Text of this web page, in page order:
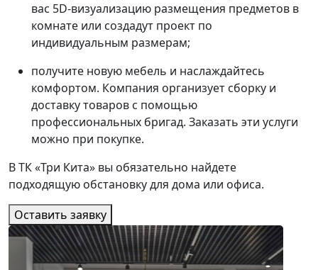
вас 5D-визуализацию размещения предметов в
комнате или создадут проект по
индивидуальным размерам;
получите новую мебель и наслаждайтесь
комфортом. Компания организует сборку и
доставку товаров с помощью
профессиональных бригад. Заказать эти услуги
можно при покупке.
В ТК «Три Кита» вы обязательно найдете
подходящую обстановку для дома или офиса.
Оставить заявку